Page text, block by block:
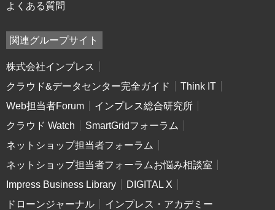
よくある質問
関連グループサイト
株式会社インプレス
クラウド&データセンター完全ガイド
Think IT
Web担当者Forum
インプレス総合研究所
クラウド Watch
SmartGridフォーラム
ネットショップ担当者フォーラム
ネットショップ担当者フォーラムお悩み相談室
Impress Business Library
DIGITAL X
ドローンジャーナル
インプレス・アカデミー